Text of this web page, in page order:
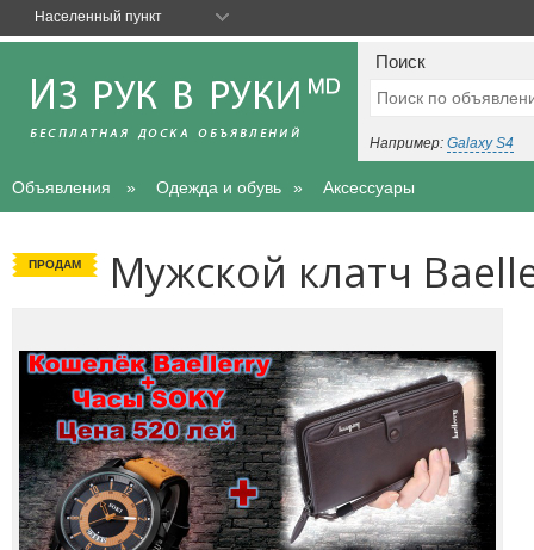
Поиск
Например: Galaxy S4
Объявления Одежда и обувь Аксессуары
ПРОДАМ Мужской клатч
Населенный пункт